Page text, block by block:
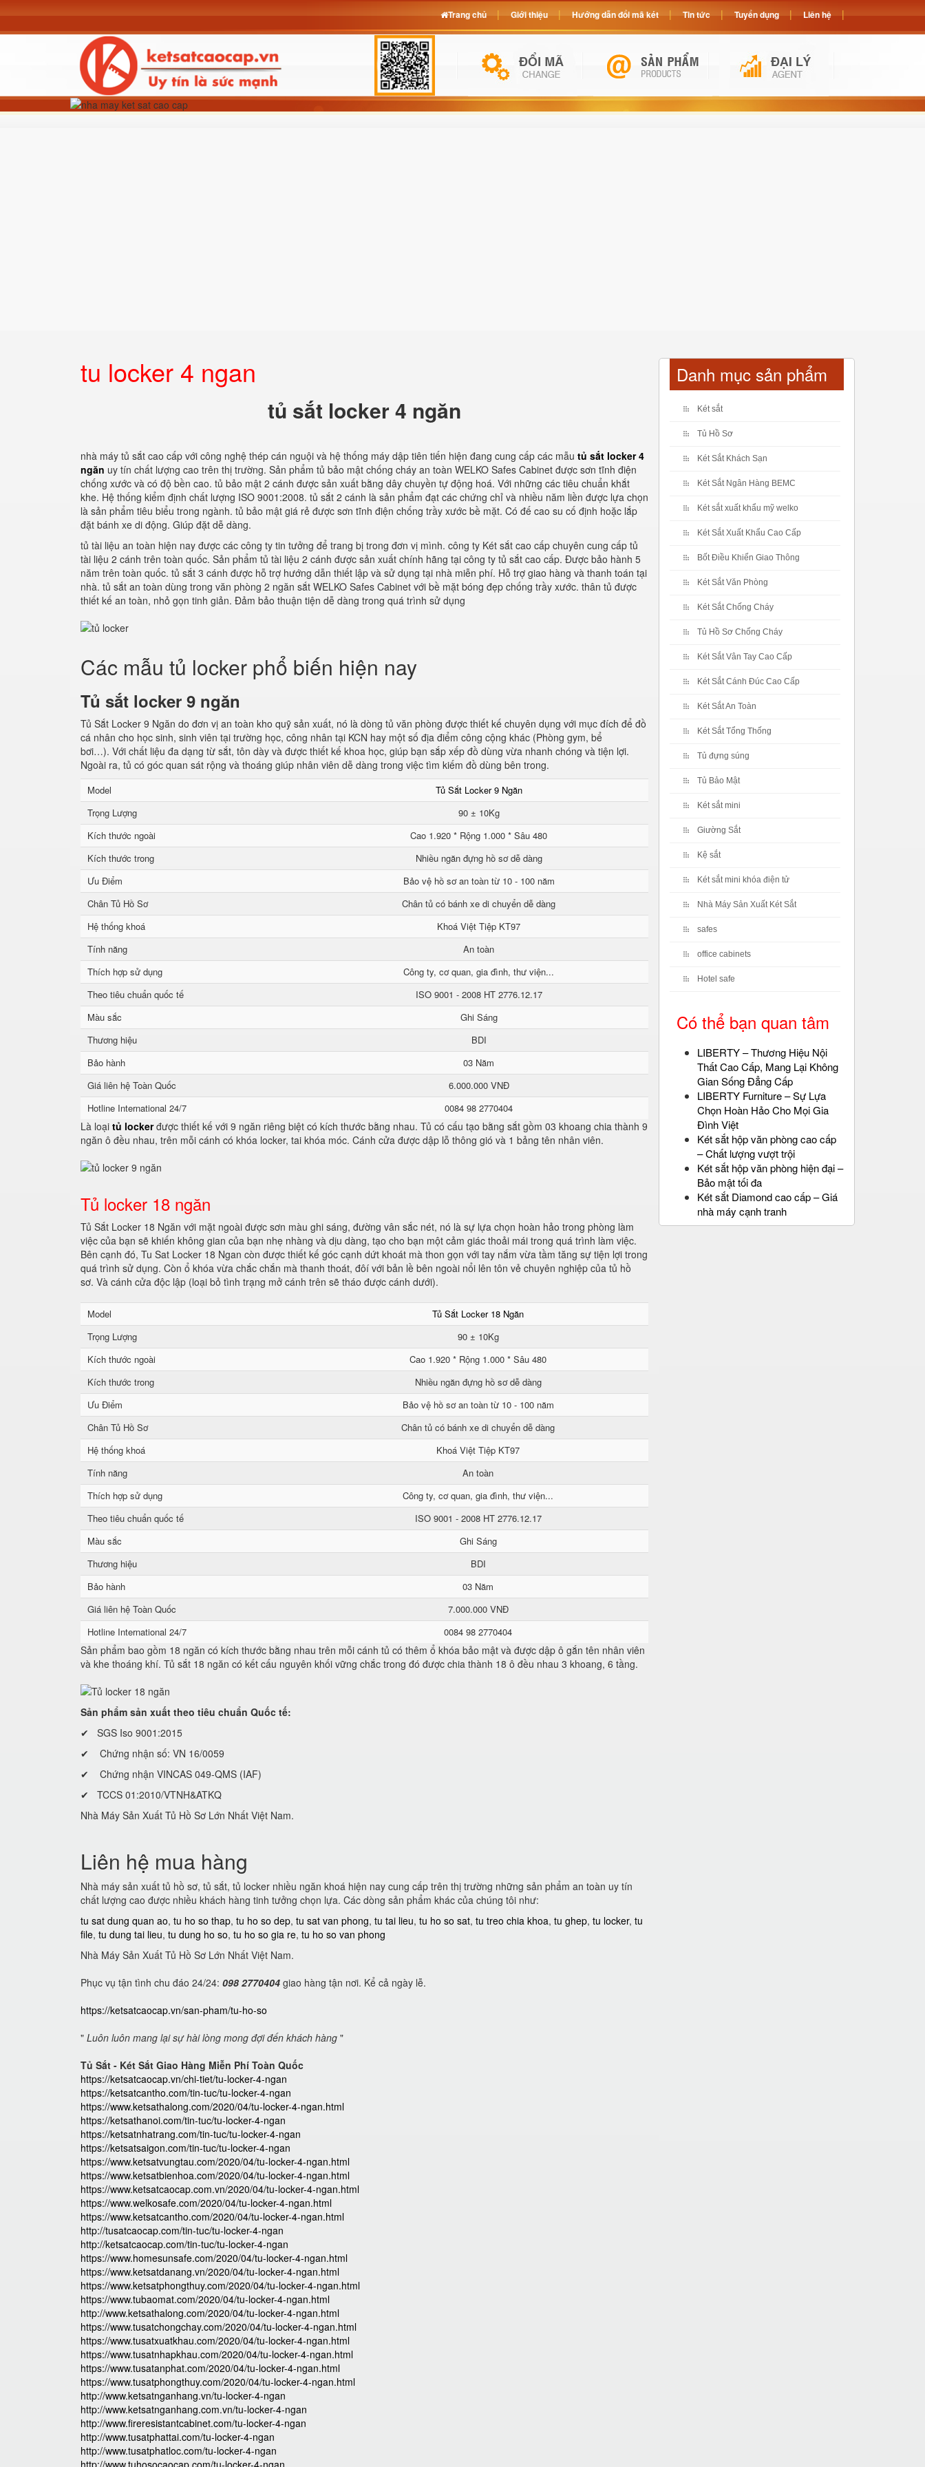
tu locker 4 ngan
tủ sắt locker 4 ngăn
nhà máy tủ sắt cao cấp với công nghệ thép cán nguội và hệ thống máy dập tiên tiến hiện đang cung cấp các mẫu tủ sắt locker 4
ngăn uy tín chất lượng cao trên thị trường. Sản phẩm tủ bảo mật chống cháy an toàn WELKO Safes Cabinet được sơn tĩnh điện
chống xước và có độ bền cao. tủ bảo mật 2 cánh được sản xuất bằng dây chuyền tự động hoá. Với những các tiêu chuẩn khắt
khe. Hệ thống kiểm định chất lượng ISO 9001:2008. tủ sắt 2 cánh là sản phẩm đạt các chứng chỉ và nhiều năm liền được lựa chọn
là sản phẩm tiêu biểu trong ngành. tủ bảo mật giá rẻ được sơn tĩnh điện chống trầy xước bề mặt. Có đế cao su cố định hoặc lắp
đặt bánh xe di động. Giúp đặt dễ dàng.
tủ tài liệu an toàn hiện nay được các công ty tin tưởng để trang bị trong đơn vị mình. công ty Két sắt cao cấp chuyên cung cấp tủ
tài liệu 2 cánh trên toàn quốc. Sản phẩm tủ tài liệu 2 cánh được sản xuất chính hãng tại công ty tủ sắt cao cấp. Được bảo hành 5
năm trên toàn quốc. tủ sắt 3 cánh được hỗ trợ hướng dẫn thiết lập và sử dụng tại nhà miễn phí. Hỗ trợ giao hàng và thanh toán tại
nhà. tủ sắt an toàn dùng trong văn phòng 2 ngăn sắt WELKO Safes Cabinet với bề mặt bóng đẹp chống trầy xước. thân tủ được
thiết kế an toàn, nhỏ gọn tinh giản. Đảm bảo thuận tiện dễ dàng trong quá trình sử dụng
Các mẫu tủ locker phổ biến hiện nay
Tủ sắt locker 9 ngăn
Tủ Sắt Locker 9 Ngăn do đơn vị an toàn kho quỹ sản xuất, nó là dòng tủ văn phòng được thiết kế chuyên dụng với mục đích để đồ
cá nhân cho học sinh, sinh viên tại trường học, công nhân tại KCN hay một số địa điểm công cộng khác (Phòng gym, bể
bơi…). Với chất liệu đa dạng từ sắt, tôn dày và được thiết kế khoa học, giúp bạn sắp xếp đồ dùng vừa nhanh chóng và tiện lợi.
Ngoài ra, tủ có góc quan sát rộng và thoáng giúp nhân viên dễ dàng trong việc tìm kiếm đồ dùng bên trong.
Model
Tủ Sắt Locker 9 Ngăn
Trọng Lượng
90 ± 10Kg
Kích thước ngoài
Cao 1.920 * Rộng 1.000 * Sâu 480
Kích thước trong
Nhiều ngăn đựng hồ sơ dễ dàng
Ưu Điểm
Bảo vệ hồ sơ an toàn từ 10 - 100 năm
Chân Tủ Hồ Sơ
Chân tủ có bánh xe di chuyển dễ dàng
Hệ thống khoá
Khoá Việt Tiệp KT97
Tính năng
An toàn
Thích hợp sử dụng
Công ty, cơ quan, gia đình, thư viện...
Theo tiêu chuẩn quốc tế
ISO 9001 - 2008 HT 2776.12.17
Màu sắc
Ghi Sáng
Thương hiệu
BDI
Bảo hành
03 Năm
Giá liên hệ Toàn Quốc
6.000.000 VNĐ
Hotline International 24/7
0084 98 2770404
Là loại tủ lockerđược thiết kế với 9 ngăn riêng biệt có kích thước bằng nhau. Tủ có cấu tạo bằng sắt gồm 03 khoang chia thành 9
ngăn ô đều nhau, trên mỗi cánh có khóa locker, tai khóa móc. Cánh cửa được dập lỗ thông gió và 1 bảng tên nhân viên.
Tủ locker 18 ngăn
Tủ Sắt Locker 18 Ngăn với mặt ngoài được sơn màu ghi sáng, đường vân sắc nét, nó là sự lựa chọn hoàn hảo trong phòng làm
việc của bạn sẽ khiến không gian của bạn nhẹ nhàng và dịu dàng, tạo cho bạn một cảm giác thoải mái trong quá trình làm việc.
Bên cạnh đó, Tu Sat Locker 18 Ngan còn được thiết kế góc cạnh dứt khoát mà thon gọn với tay nắm vừa tầm tăng sự tiện lợi trong
quá trình sử dụng. Còn ổ khóa vừa chắc chắn mà thanh thoát, đôí với bản lề bên ngoài nổi lên tôn vẻ chuyên nghiệp của tủ hồ
sơ. Và cánh cửa độc lập (loại bỏ tình trạng mở cánh trên sẽ tháo được cánh dưới).
Model
Tủ Sắt Locker 18 Ngăn
Trọng Lượng
90 ± 10Kg
Kích thước ngoài
Cao 1.920 * Rộng 1.000 * Sâu 480
Kích thước trong
Nhiều ngăn đựng hồ sơ dễ dàng
Ưu Điểm
Bảo vệ hồ sơ an toàn từ 10 - 100 năm
Chân Tủ Hồ Sơ
Chân tủ có bánh xe di chuyển dễ dàng
Hệ thống khoá
Khoá Việt Tiệp KT97
Tính năng
An toàn
Thích hợp sử dụng
Công ty, cơ quan, gia đình, thư viện...
Theo tiêu chuẩn quốc tế
ISO 9001 - 2008 HT 2776.12.17
Màu sắc
Ghi Sáng
Thương hiệu
BDI
Bảo hành
03 Năm
Giá liên hệ Toàn Quốc
7.000.000 VNĐ
Hotline International 24/7
0084 98 2770404
Sản phẩm bao gồm 18 ngăn có kích thước bằng nhau trên mỗi cánh tủ có thêm ổ khóa bảo mật và được dập ô gắn tên nhân viên
và khe thoáng khí. Tủ sắt 18 ngăn có kết cấu nguyên khối vững chắc trong đó được chia thành 18 ô đều nhau 3 khoang, 6 tầng.
Sản phẩm sản xuất theo tiêu chuẩn Quốc tế:
✔ SGS Iso 9001:2015
✔ Chứng nhận số: VN 16/0059
✔ Chứng nhận VINCAS 049-QMS (IAF)
✔ TCCS 01:2010/VTNH&ATKQ
Nhà Máy Sản Xuất Tủ Hồ Sơ Lớn Nhất Việt Nam.
Liên hệ mua hàng
Nhà máy sản xuất tủ hồ sơ, tủ sắt, tủ locker nhiều ngăn khoá hiện nay cung cấp trên thị trường những sản phẩm an toàn uy tín
chất lượng cao được nhiều khách hàng tinh tưởng chọn lựa. Các dòng sản phẩm khác của chúng tôi như:
tu sat dung quan ao, tu ho so thap, tu ho so dep, tu sat van phong, tu tai lieu, tu ho so sat, tu treo chia khoa, tu ghep, tu locker, tu
file, tu dung tai lieu, tu dung ho so, tu ho so gia re, tu ho so van phong
Nhà Máy Sản Xuất Tủ Hồ Sơ Lớn Nhất Việt Nam.
Phục vụ tận tình chu đáo 24/24: 098 2770404 giao hàng tận nơi. Kể cả ngày lễ.
https://ketsatcaocap.vn/san-pham/tu-ho-so
" Luôn luôn mang lại sự hài lòng mong đợi đến khách hàng "
Tủ Sắt - Két Sắt Giao Hàng Miễn Phí Toàn Quốc
https://ketsatcaocap.vn/chi-tiet/tu-locker-4-ngan
https://ketsatcantho.com/tin-tuc/tu-locker-4-ngan
https://www.ketsathalong.com/2020/04/tu-locker-4-ngan.html
https://ketsathanoi.com/tin-tuc/tu-locker-4-ngan
https://ketsatnhatrang.com/tin-tuc/tu-locker-4-ngan
https://ketsatsaigon.com/tin-tuc/tu-locker-4-ngan
https://www.ketsatvungtau.com/2020/04/tu-locker-4-ngan.html
https://www.ketsatbienhoa.com/2020/04/tu-locker-4-ngan.html
https://www.ketsatcaocap.com.vn/2020/04/tu-locker-4-ngan.html
https://www.welkosafe.com/2020/04/tu-locker-4-ngan.html
https://www.ketsatcantho.com/2020/04/tu-locker-4-ngan.html
http://tusatcaocap.com/tin-tuc/tu-locker-4-ngan
http://ketsatcaocap.com/tin-tuc/tu-locker-4-ngan
https://www.homesunsafe.com/2020/04/tu-locker-4-ngan.html
https://www.ketsatdanang.vn/2020/04/tu-locker-4-ngan.html
https://www.ketsatphongthuy.com/2020/04/tu-locker-4-ngan.html
https://www.tubaomat.com/2020/04/tu-locker-4-ngan.html
http://www.ketsathalong.com/2020/04/tu-locker-4-ngan.html
https://www.tusatchongchay.com/2020/04/tu-locker-4-ngan.html
https://www.tusatxuatkhau.com/2020/04/tu-locker-4-ngan.html
https://www.tusatnhapkhau.com/2020/04/tu-locker-4-ngan.html
https://www.tusatanphat.com/2020/04/tu-locker-4-ngan.html
https://www.tusatphongthuy.com/2020/04/tu-locker-4-ngan.html
http://www.ketsatnganhang.vn/tu-locker-4-ngan
http://www.ketsatnganhang.com.vn/tu-locker-4-ngan
http://www.fireresistantcabinet.com/tu-locker-4-ngan
http://www.tusatphattai.com/tu-locker-4-ngan
http://www.tusatphatloc.com/tu-locker-4-ngan
http://www.tuhosocaocap.com/tu-locker-4-ngan
Danh mục sản phẩm
Két sắt
Tủ Hồ Sơ
Két Sắt Khách Sạn
Két Sắt Ngân Hàng BEMC
Két sắt xuất khẩu mỹ welko
Két Sắt Xuất Khẩu Cao Cấp
Bốt Điều Khiển Giao Thông
Két Sắt Văn Phòng
Két Sắt Chống Cháy
Tủ Hồ Sơ Chống Cháy
Két Sắt Vân Tay Cao Cấp
Két Sắt Cánh Đúc Cao Cấp
Két Sắt An Toàn
Két Sắt Tổng Thống
Tủ đựng súng
Tủ Bảo Mật
Két sắt mini
Giường Sắt
Kệ sắt
Két sắt mini khóa điện tử
Nhà Máy Sản Xuất Két Sắt
safes
office cabinets
Hotel safe
Có thể bạn quan tâm
LIBERTY – Thương Hiệu Nội
Thất Cao Cấp, Mang Lại Không
Gian Sống Đẳng Cấp
LIBERTY Furniture – Sự Lựa
Chọn Hoàn Hảo Cho Mọi Gia
Đình Việt
Két sắt hộp văn phòng cao cấp
– Chất lượng vượt trội
Két sắt hộp văn phòng hiện đại –
Bảo mật tối đa
Két sắt Diamond cao cấp – Giá
nhà máy cạnh tranh
Trang chủ Giới thiệu Hướng dẫn đổi mã két Tin tức Tuyển dụng Liên hệ